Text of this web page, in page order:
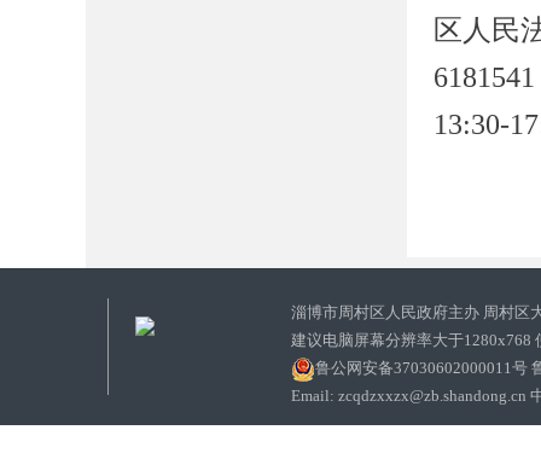
区人民
6181541
13:30-
淄博市周村区人民政府主办 周村区
建议电脑屏幕分辨率大于1280x768
鲁公网安备37030602000011号
Email: zcqdzxxzx@zb.shandong.cn